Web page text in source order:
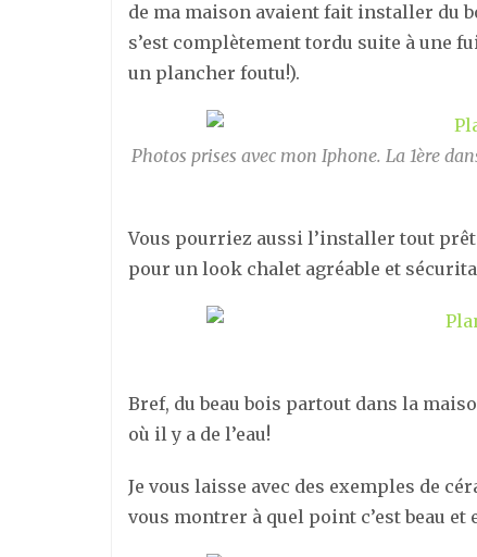
de ma maison avaient fait installer du
s’est complètement tordu suite à une
un plancher foutu!).
Photos prises avec mon Iphone. La 1ère
Vous pourriez aussi l’installer tout
pour un look chalet agréable et
Bref, du beau bois partout dans la
où il y a de l’eau!
Je vous laisse avec des exemples de
vous montrer à quel point c’est beau et